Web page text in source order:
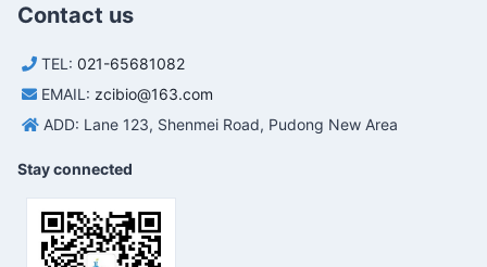
Contact us
TEL: 021-65681082
EMAIL: zcibio@163.com
ADD: Lane 123, Shenmei Road, Pudong New Area
Stay connected